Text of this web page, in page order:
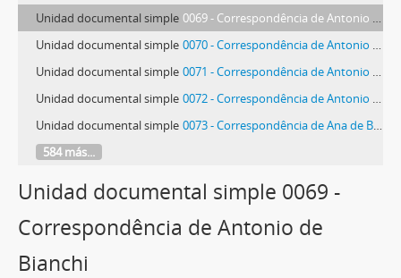
Unidad documental simple 0069 - Correspondência de Antonio de Bianchi
Unidad documental simple 0070 - Correspondência de Antonio de Bianchi
Unidad documental simple 0071 - Correspondência de Antonio de Bianchi
Unidad documental simple 0072 - Correspondência de Antonio de Bianchi
Unidad documental simple 0073 - Correspondência de Ana de Blanc
584 más...
Unidad documental simple 0069 -
Correspondência de Antonio de
Bianchi